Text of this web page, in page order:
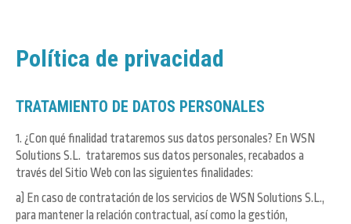
Política de privacidad
TRATAMIENTO DE DATOS PERSONALES
1. ¿Con qué finalidad trataremos sus datos personales? En WSN
Solutions S.L. trataremos sus datos personales, recabados a
través del Sitio Web con las siguientes finalidades:
a) En caso de contratación de los servicios de WSN Solutions S.L.,
para mantener la relación contractual, así como la gestión,